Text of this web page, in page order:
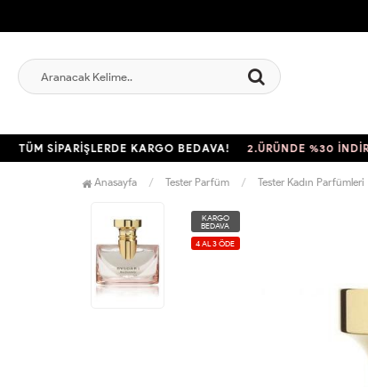
SİPARİŞLERDE KARGO BEDAVA! 2.ÜRÜNDE %30 İNDİRİM
Anasayfa Tester Parfüm Tester Kadın Parfümleri
KARGO
BEDAVA
4 AL 3 ÖDE